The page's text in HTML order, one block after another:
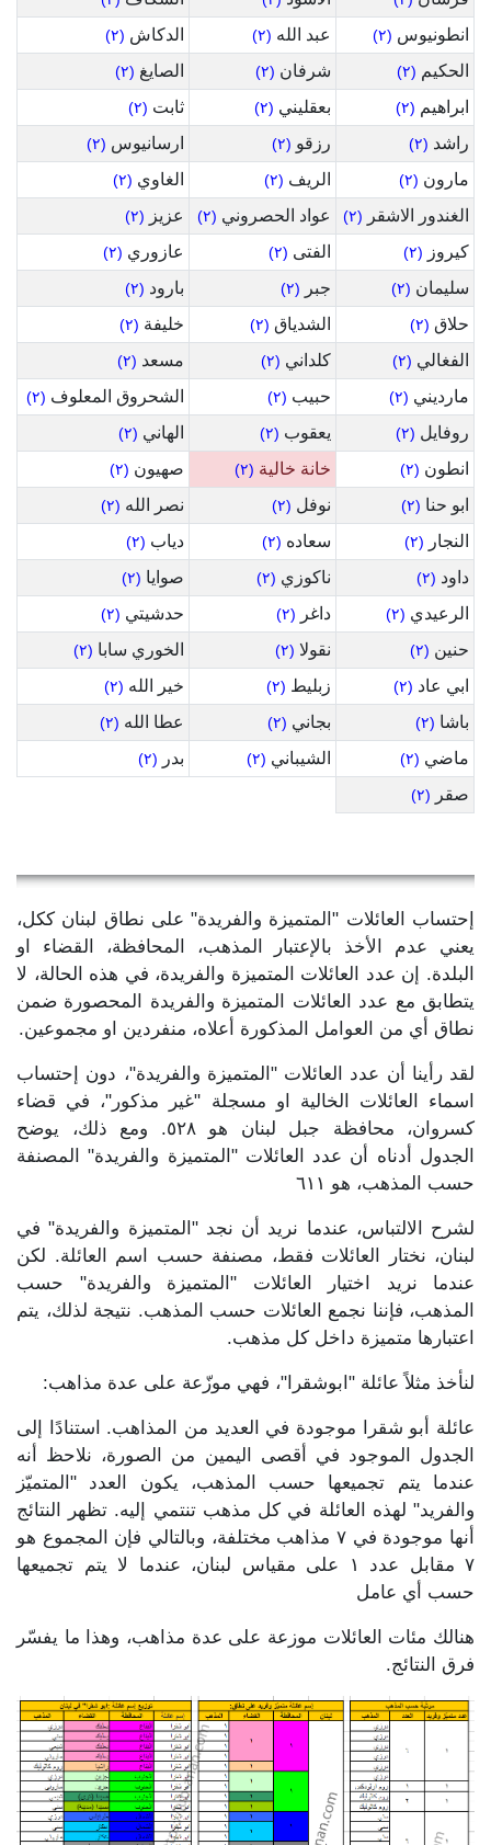
انطونيوس (٢) عبد الله (٢) الدكاش (٢)
الحكيم (٢) شرفان (٢) الصايغ (٢)
ابراهيم (٢) بعقليني (٢) ثابت (٢)
راشد (٢) رزقو (٢) ارسانيوس (٢)
مارون (٢) الريف (٢) الغاوي (٢)
الغندور الاشقر (٢) عواد الحصروني (٢) عزيز (٢)
كيروز (٢) الفتى (٢) عازوري (٢)
سليمان (٢) جبر (٢) بارود (٢)
حلاق (٢) الشدياق (٢) خليفة (٢)
الفغالي (٢) كلداني (٢) مسعد (٢)
مارديني (٢) حبيب (٢) الشحروق المعلوف (٢)
روفايل (٢) يعقوب (٢) الهاني (٢)
انطون (٢) خانة خالية (٢) صهيون (٢)
ابو حنا (٢) نوفل (٢) نصر الله (٢)
النجار (٢) سعاده (٢) دياب (٢)
داود (٢) ناكوزي (٢) صوايا (٢)
الرعيدي (٢) داغر (٢) حدشيتي (٢)
حنين (٢) نقولا (٢) الخوري سابا (٢)
ابي عاد (٢) زبليط (٢) خير الله (٢)
باشا (٢) بجاني (٢) عطا الله (٢)
ماضي (٢) الشيباني (٢) بدر (٢)
صقر (٢)
إحتساب العائلات "المتميزة والفريدة" على نطاق لبنان ككل،
يعني عدم الأخذ بالإعتبار المذهب، المحافظة، القضاء او
البلدة. إن عدد العائلات المتميزة والفريدة، في هذه الحالة، لا
يتطابق مع عدد العائلات المتميزة والفريدة المحصورة ضمن
نطاق أي من العوامل المذكورة أعلاه، منفردين او مجموعين.
لقد رأينا أن عدد العائلات "المتميزة والفريدة"، دون إحتساب
اسماء العائلات الخالية او مسجلة "غير مذكور"، في قضاء
كسروان، محافظة جبل لبنان هو ٥٢٨. ومع ذلك، يوضح
الجدول أدناه أن عدد العائلات "المتميزة والفريدة" المصنفة
حسب المذهب، هو ٦١١
لشرح الالتباس، عندما نريد أن نجد "المتميزة والفريدة" في
لبنان، نختار العائلات فقط، مصنفة حسب اسم العائلة. لكن
عندما نريد اختيار العائلات "المتميزة والفريدة" حسب
المذهب، فإننا نجمع العائلات حسب المذهب. نتيجة لذلك، يتم
اعتبارها متميزة داخل كل مذهب.
لنأخذ مثلاً عائلة "ابوشقرا"، فهي موزّعة على عدة مذاهب:
عائلة أبو شقرا موجودة في العديد من المذاهب. استنادًا إلى
الجدول الموجود في أقصى اليمين من الصورة، نلاحظ أنه
عندما يتم تجميعها حسب المذهب، يكون العدد "المتميّز
والفريد" لهذه العائلة في كل مذهب تنتمي إليه. تظهر النتائج
أنها موجودة في ٧ مذاهب مختلفة، وبالتالي فإن المجموع هو
٧ مقابل عدد ١ على مقياس لبنان، عندما لا يتم تجميعها
حسب أي عامل
هنالك مئات العائلات موزعة على عدة مذاهب، وهذا ما يفسّر
فرق النتائج.